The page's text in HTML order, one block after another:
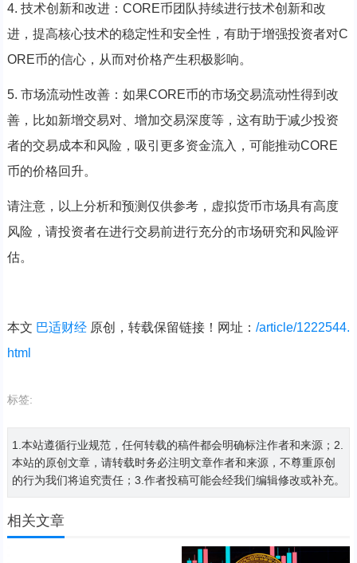
4. 技术创新和改进：CORE币团队持续进行技术创新和改
进，提高核心技术的稳定性和安全性，有助于增强投资者对C
ORE币的信心，从而对价格产生积极影响。
5. 市场流动性改善：如果CORE币的市场交易流动性得到改
善，比如新增交易对、增加交易深度等，这有助于减少投资
者的交易成本和风险，吸引更多资金流入，可能推动CORE
币的价格回升。
请注意，以上分析和预测仅供参考，虚拟货币市场具有高度
风险，请投资者在进行交易前进行充分的市场研究和风险评
估。
本文 巴适财经原创，转载保留链接！网址： /article/1222544.
html
标签:
1.本站遵循行业规范，任何转载的稿件都会明确标注作者和来源；2.
本站的原创文章，请转载时务必注明文章作者和来源，不尊重原创
的行为我们将追究责任；3.作者投稿可能会经我们编辑修改或补充。
相关文章